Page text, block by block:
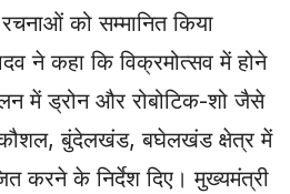
को सम्मानित किया
ने कहा कि विक्रमोत्सव में होने
में ड्रोन और रोबोटिक-शो जैसे
बुंदेलखंड, बघेलखंड क्षेत्र में
करने के निर्देश दिए। मुख्यमंत्री